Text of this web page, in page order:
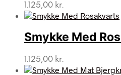
1.125,00 kr.
Smykke Med
1.125,00 kr.